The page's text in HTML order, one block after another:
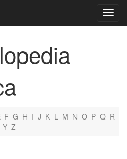
F G H I J K L M N O P Q R
Y Z